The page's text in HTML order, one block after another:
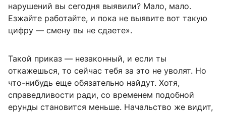
нарушений вы сегодня выявили? Мало, мало.
Езжайте работайте, и пока не выявите вот такую
цифру — смену вы не сдаете».
Такой приказ — незаконный, и если ты
откажешься, то сейчас тебя за это не уволят. Но
что-нибудь еще обязательно найдут. Хотя,
справедливости ради, со временем подобной
ерунды становится меньше. Начальство же видит,